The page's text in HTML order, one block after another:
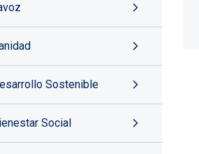
Sostenible
Social